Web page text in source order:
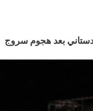
بعد هجوم سروج